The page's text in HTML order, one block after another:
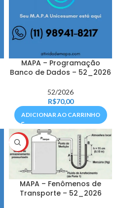
MAPA – Programação
Banco de Dados – 52_2026
52/2026
R$70,00
ADICIONAR AO CARRINHO
HOT
MAPA – Fenômenos de
Transporte – 52_2026